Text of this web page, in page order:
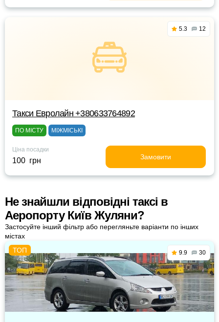
5.3 12
Такси Евролайн +380633764892
ПО МІСТУ МІЖМІСЬКІ
Ціна посадки
100 грн Замовити
Не знайшли відповідні таксі в
Аеропорту Київ Жуляни?
Застосуйте інший фільтр або перегляньте варіанти по інших
містах
9.9 30